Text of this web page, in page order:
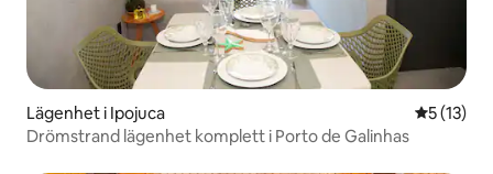
Lägenhet i Ipojuca 5 av 5 i
5 (13)
Drömstrand lägenhet komplett i Porto de Galinhas